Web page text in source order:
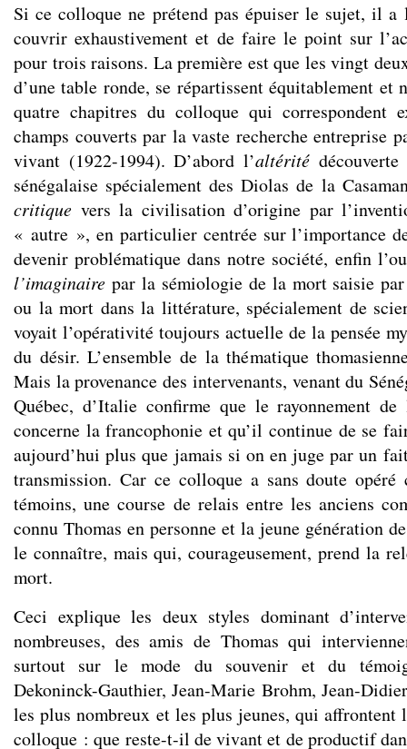
Si ce colloque ne prétend pas épuiser le sujet, il a
couvrir exhaustivement et de faire le point sur
pour trois raisons. La première est que les vingt
d’une table ronde, se répartissent équitablement et
quatre chapitres du colloque qui correspondent
champs couverts par la vaste recherche entreprise
vivant (1922-1994). D’abord l’altérité
sénégalaise spécialement des Diolas de la
critique vers la civilisation d’origine par
« autre », en particulier centrée sur l’importance
devenir problématique dans notre société, enfin
l’imaginaire par la sémiologie de la mort saisie
ou la mort dans la littérature, spécialement de
voyait l’opérativité toujours actuelle de la pensée
du désir. L’ensemble de la thématique
Mais la provenance des intervenants, venant du
Québec, d’Italie confirme que le rayonnement de
concerne la francophonie et qu’il continue de se
aujourd’hui plus que jamais si on en juge par un
transmission. Car ce colloque a sans doute opéré
témoins, une course de relais entre les anciens
connu Thomas en personne et la jeune génération
le connaître, mais qui, courageusement, prend la
mort.
Ceci explique les deux styles dominant
nombreuses, des amis de Thomas qui
surtout sur le mode du souvenir et du
Dekoninck-Gauthier, Jean-Marie Brohm, Jean-
les plus nombreux et les plus jeunes, qui affrontent
colloque : que reste-t-il de vivant et de productif